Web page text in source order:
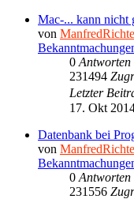
Mac-... kann nicht
von
0 Antworten
231494
Letzter
17. Okt
Datenbank bei
von
0 Antworten
231556